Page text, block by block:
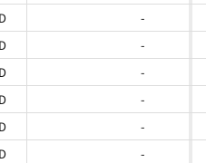
-
-
-
-
-
-